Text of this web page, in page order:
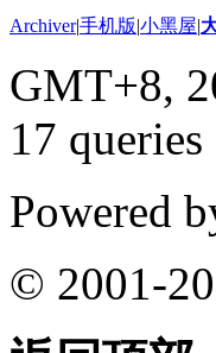
Archiver|手机版|小黑屋|
GMT+8,
17 queries
Powered
© 2001-